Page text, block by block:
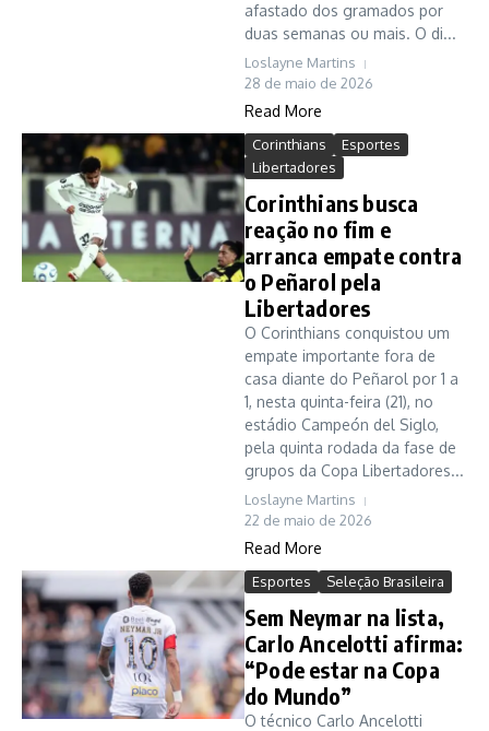
afastado dos gramados por
duas semanas ou mais. O di...
Loslayne Martins
28 de maio de 2026
Read More
Corinthians
Esportes
Libertadores
Corinthians busca
reação no fim e
arranca empate contra
o Peñarol pela
Libertadores
O Corinthians conquistou um
empate importante fora de
casa diante do Peñarol por 1 a
1, nesta quinta-feira (21), no
estádio Campeón del Siglo,
pela quinta rodada da fase de
grupos da Copa Libertadores...
Loslayne Martins
22 de maio de 2026
Read More
Esportes Seleção Brasileira
Sem Neymar na lista,
Carlo Ancelotti afirma:
“Pode estar na Copa
do Mundo”
O técnico Carlo Ancelotti